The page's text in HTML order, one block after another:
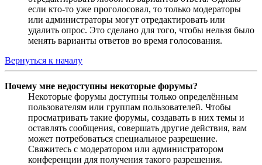
если кто-то уже проголосовал, то только модераторы
или администраторы могут отредактировать или
удалить опрос. Это сделано для того, чтобы нельзя было
менять варианты ответов во время голосования.
Вернуться к началу
Почему мне недоступны некоторые форумы?
Некоторые форумы доступны только определённым
пользователям или группам пользователей. Чтобы
просматривать такие форумы, создавать в них темы и
оставлять сообщения, совершать другие действия, вам
может потребоваться специальное разрешение.
Свяжитесь с модератором или администратором
конференции для получения такого разрешения.